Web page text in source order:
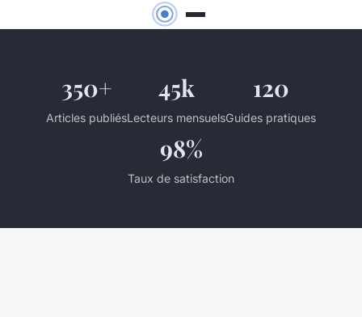
350+
Articles publiés
45k
Lecteurs mensuels
120
Guides pratiques
98%
Taux de satisfaction